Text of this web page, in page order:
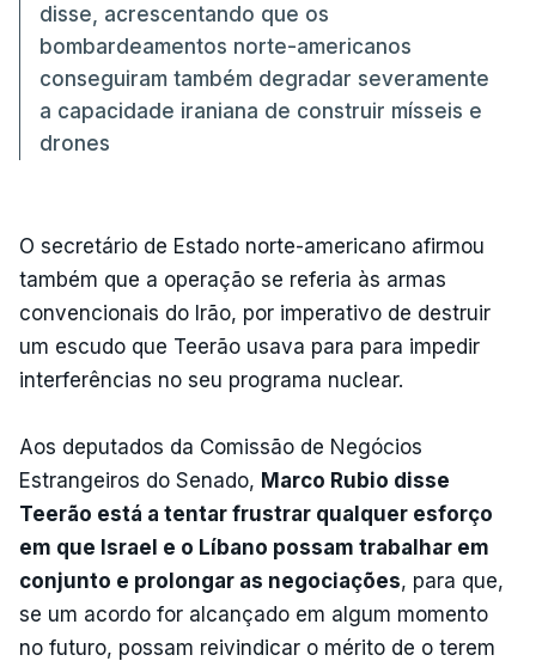
disse, acrescentando que os
bombardeamentos norte-americanos
conseguiram também degradar severamente
a capacidade iraniana de construir mísseis e
drones
O secretário de Estado norte-americano afirmou
também que a operação se referia às armas
convencionais do Irão, por imperativo de destruir
um escudo que Teerão usava para para impedir
interferências no seu programa nuclear.
Aos deputados da Comissão de Negócios
Estrangeiros do Senado, Marco Rubio disse
Teerão está a tentar frustrar qualquer esforço
em que Israel e o Líbano possam trabalhar em
conjunto e prolongar as negociações, para que,
se um acordo for alcançado em algum momento
no futuro, possam reivindicar o mérito de o terem